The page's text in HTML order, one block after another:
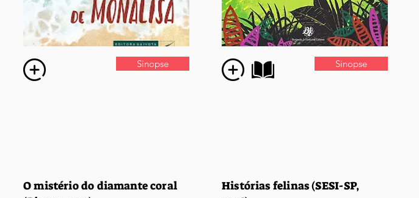
Sinopse Sinopse
O mistério do diamante coral
Histórias felinas (SESI-SP,